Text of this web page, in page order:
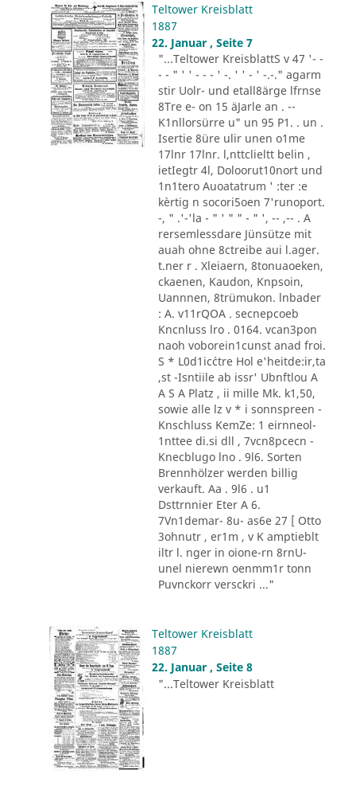
Teltower Kreisblatt
1887
22. Januar , Seite 7
"...Teltower KreisblattS v 47 '- -
- - " ' ' - - - ' -. ' ' - ' -.-." agarm
stir Uolr- und etall8ärge lfrnse
8Tre e- on 15 äJarle an . --
K1nllorsürre u" un 95 P1. . un .
Isertie 8üre ulir unen o1me
17lnr 17lnr. l,nttclieltt belin ,
ietIegtr 4l, Doloorut10nort und
1n1tero Auoatatrum ' :ter :e
kèrtig n socori5oen 7'runoport.
-, " .'-'la - " ' " " - " ', -- ,-- . A
rersemlessdare Jünsütze mit
auah ohne 8ctreibe aui l.ager.
t.ner r . Xleiaern, 8tonuaoeken,
ckaenen, Kaudon, Knpsoin,
Uannnen, 8trümukon. lnbader
: A. v11rQOA . secnepcoeb
Kncnluss lro . 0164. vcan3pon
naoh voborein1cunst anad froi.
S * L0d1ic´ctre Hol e'heitde:ir,ta
,st -Isntiile ab issr' Ubnftlou A
A S A Platz , ii mille Mk. k1,50,
sowie alle lz v * i sonnspreen -
Knschluss KemZe: 1 eirnneol-
1nttee di.si dll , 7vcn8pcecn -
Knecblugo lno . 9l6. Sorten
Brennhölzer werden billig
verkauft. Aa . 9l6 . u1
Dsttrnnier Eter A 6.
7Vn1demar- 8u- as6e 27 [ Otto
3ohnutr , er1m , v K amptieblt
iltr l. nger in oione-rn 8rnU-
unel nierewn oenmm1r tonn
Puvnckorr versckri ..."
Teltower Kreisblatt
1887
22. Januar , Seite 8
"...Teltower Kreisblatt